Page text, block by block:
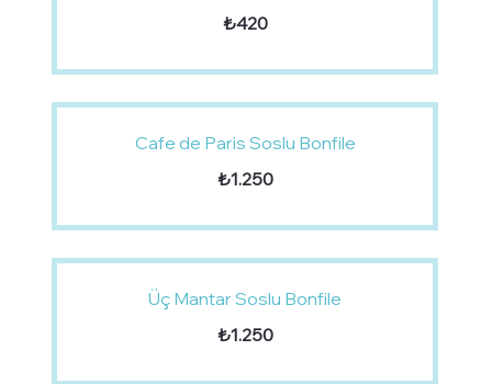
₺420
Cafe de Paris Soslu Bonfile
₺1.250
Üç Mantar Soslu Bonfile
₺1.250